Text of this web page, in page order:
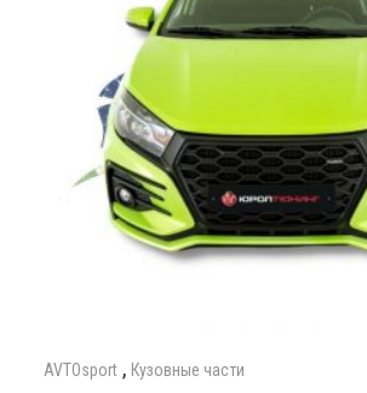
AVTOsport , Кузовные части